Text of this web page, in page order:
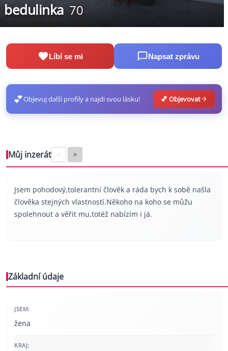
bedulinka 70
Líbí se mi Napsat zprávu
💕Objevuj další profily a najdi svou lásku! 💕 Objevovat
Můj inzerát < >
Jsem pohodový,tolerantní člověk a ráda bych k sobě našla
člověka stejných vlastností.Někoho na koho se můžu
spolehnout a věřit mu,totéž nabízím i já.
Základní údaje
JSEM:
žena
KRAJ: